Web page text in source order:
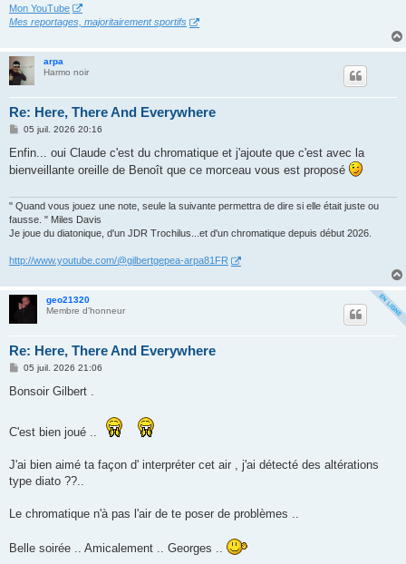
Mon YouTube
Mes reportages, majoritairement sportifs
arpa
Harmo noir
Re: Here, There And Everywhere
M
s
a
05 juil. 2026 20:16
Enfin... oui Claude c'est du chromatique et j'ajoute que c'est avec la
bienveillante oreille de Benoît que ce morceau vous est proposé
" Quand vous jouez une note, seule la suivante permettra de dire si elle était juste ou
fausse. " Miles Davis
Je joue du diatonique, d'un JDR Trochilus...et d'un chromatique depuis début 2026.
http://www.youtube.com/@gilbertgepea-arpa81FR
geo21320
Membre d'honneur
Re: Here, There And Everywhere
M
s
e
05 juil. 2026 21:06
Bonsoir Gilbert .
C'est bien joué ..
J'ai bien aimé ta façon d' interpréter cet air , j'ai détecté des altérations
type diato ??..
Le chromatique n'à pas l'air de te poser de problèmes ..
Belle soirée .. Amicalement .. Georges ..